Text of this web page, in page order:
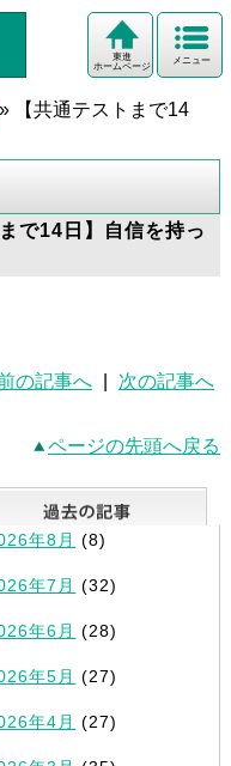
メニュー
東進
ホームページ
»
【共通テストまで14
で14日】自信を持っ
の記事へ 次の記事へ
ページの先頭へ戻る
事一覧
年8月 (8)
年7月 (32)
年6月 (28)
年5月 (27)
年4月 (27)